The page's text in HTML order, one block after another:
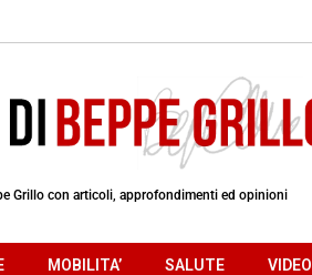
Grillo con articoli, approfondimenti ed opinioni
MOBILITA’ SALUTE VIDEO